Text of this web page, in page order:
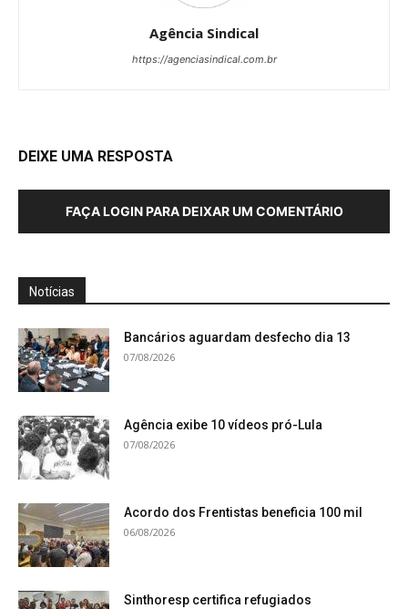
Agência Sindical
https://agenciasindical.com.br
DEIXE UMA RESPOSTA
FAÇA LOGIN PARA DEIXAR UM COMENTÁRIO
Notícias
Bancários aguardam desfecho dia 13
07/08/2026
Agência exibe 10 vídeos pró-Lula
07/08/2026
Acordo dos Frentistas beneficia 100 mil
06/08/2026
Sinthoresp certifica refugiados